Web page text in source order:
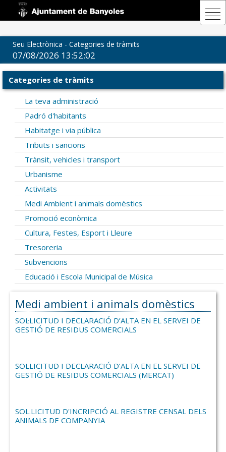
Seu Electrònica - Categories de tràmits
07/08/2026 13:52:02
Categories de tràmits
La teva administració
Padró d'habitants
Habitatge i via pública
Tributs i sancions
Trànsit, vehicles i transport
Urbanisme
Activitats
Medi Ambient i animals domèstics
Promoció econòmica
Cultura, Festes, Esport i Lleure
Tresoreria
Subvencions
Educació i Escola Municipal de Música
Medi ambient i animals domèstics
SOL·LICITUD I DECLARACIÓ D’ALTA EN EL SERVEI DE
GESTIÓ DE RESIDUS COMERCIALS
SOL·LICITUD I DECLARACIÓ D’ALTA EN EL SERVEI DE
GESTIÓ DE RESIDUS COMERCIALS (MERCAT)
SOL.LICITUD D'INCRIPCIÓ AL REGISTRE CENSAL DELS
ANIMALS DE COMPANYIA